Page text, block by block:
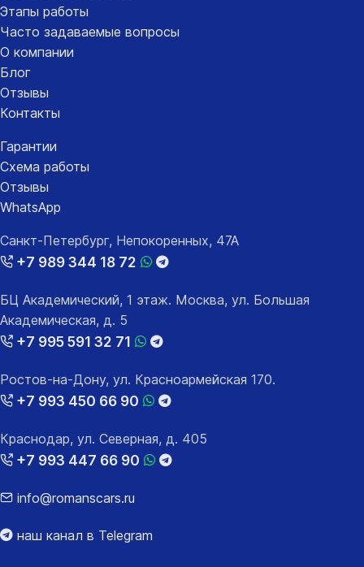
Этапы работы
Часто задаваемые вопросы
О компании
Блог
Отзывы
Контакты
Гарантии
Схема работы
Отзывы
WhatsApp
Санкт-Петербург, Непокоренных, 47А
+7 989 344 18 72
БЦ Академический, 1 этаж. Москва, ул. Большая
Академическая, д. 5
+7 995 591 32 71
Ростов-на-Дону, ул. Красноармейская 170.
+7 993 450 66 90
Краснодар, ул. Северная, д. 405
+7 993 447 66 90
info@romanscars.ru
наш канал в Telegram